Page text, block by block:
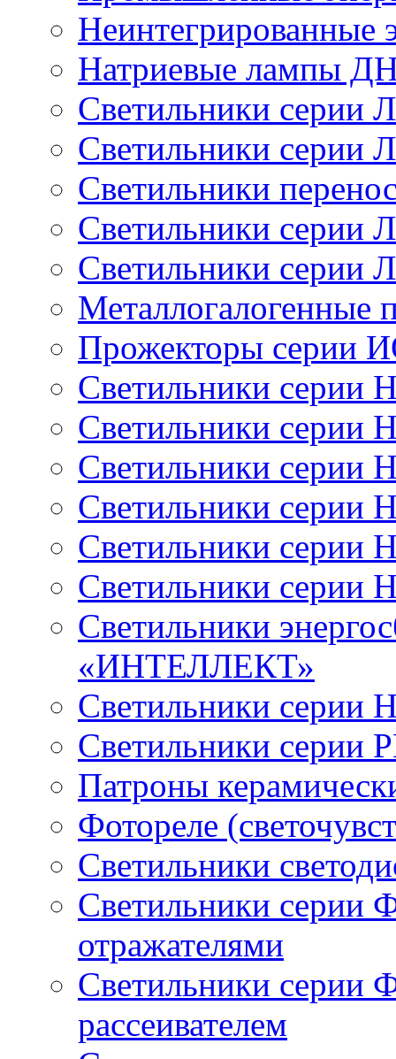
Неинтегрированные
Натриевые лампы
Светильники серии
Светильники серии
Светильники
Светильники серии
Светильники серии
Металлогалогенные
Прожекторы серии
Светильники серии
Светильники серии
Светильники серии
Светильники серии
Светильники серии
Светильники серии
Светильники
«ИНТЕЛЛЕКТ»
Светильники серии
Светильники серии
Патроны
Фотореле
Светильники
Светильники
отражателями
Светильники серии
рассеивателем